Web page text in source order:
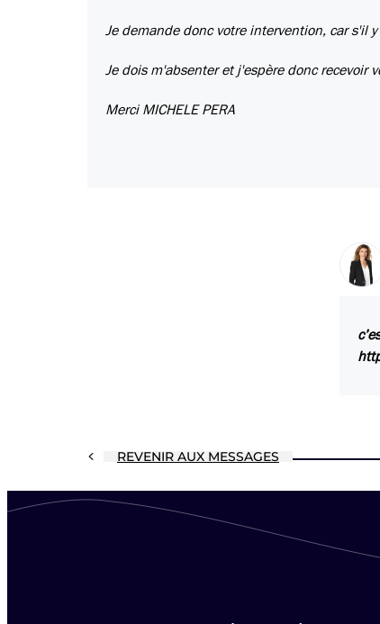
Je demande donc votre intervention, car s'il
Je dois m'absenter et j'espère donc recevoir
Merci MICHELE PERA
REVENIR AUX MESSAGES